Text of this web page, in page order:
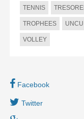
TENNIS
TROPHEES UNCU
VOLLEY
Facebook
Twitter